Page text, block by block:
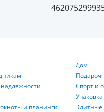
и планинги
Дом
Спорт и
Элитные